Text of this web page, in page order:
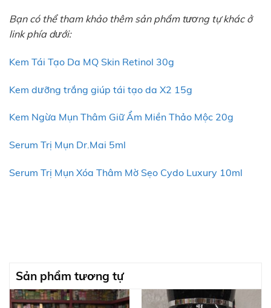
Bạn có thể tham khảo thêm sản phẩm tương tự khác ở
link phía dưới:
Kem Tái Tạo Da MQ Skin Retinol 30g
Kem dưỡng trắng giúp tái tạo da X2 15g
Kem Ngừa Mụn Thâm Giữ Ẩm Miền Thảo Mộc 20g
Serum Trị Mụn Dr.Mai 5ml
Serum Trị Mụn Xóa Thâm Mờ Sẹo Cydo Luxury 10ml
Sản phẩm tương tự